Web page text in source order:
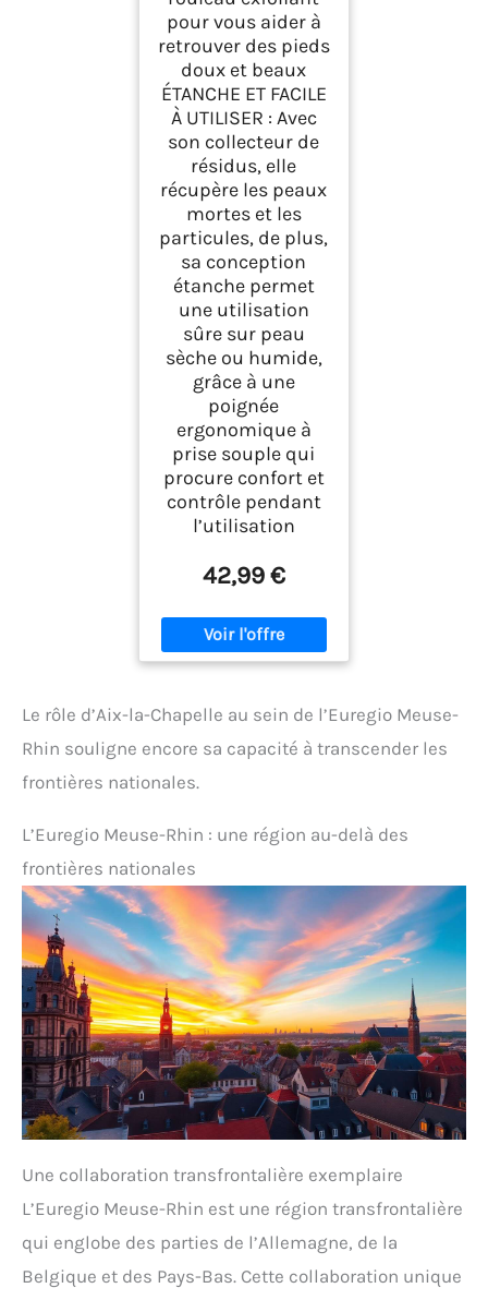
pour vous aider à
retrouver des pieds
doux et beaux
ÉTANCHE ET FACILE
À UTILISER : Avec
son collecteur de
résidus, elle
récupère les peaux
mortes et les
particules, de plus,
sa conception
étanche permet
une utilisation
sûre sur peau
sèche ou humide,
grâce à une
poignée
ergonomique à
prise souple qui
procure confort et
contrôle pendant
l’utilisation
42,99 €
Le rôle d’Aix-la-Chapelle au sein de l’Euregio Meuse-
Rhin souligne encore sa capacité à transcender les
frontières nationales.
L’Euregio Meuse-Rhin : une région au-delà des
frontières nationales
Une collaboration transfrontalière exemplaire
L’Euregio Meuse-Rhin est une région transfrontalière
qui englobe des parties de l’Allemagne, de la
Belgique et des Pays-Bas. Cette collaboration unique